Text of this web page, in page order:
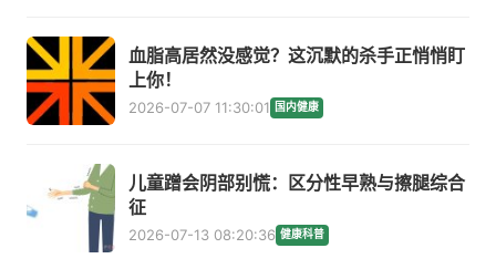
血脂高居然没感觉？这沉默的杀手正悄悄盯
上你！
2026-07-07 11:30:01 国内健康
儿童蹭会阴部别慌：区分性早熟与擦腿综合
征
2026-07-13 08:20:36 健康科普